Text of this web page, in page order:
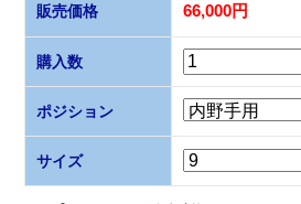
販売価格 66,000円
購入数
ポジション
サイズ